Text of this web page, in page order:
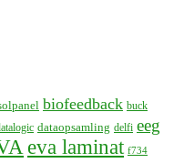
biofeedback buck
dataopsamling delfi eeg
eva laminat f734